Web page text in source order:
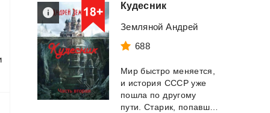
Кудесник
Земляной Андрей
688
Мир быстро меняется,
и история СССР уже
пошла по другому